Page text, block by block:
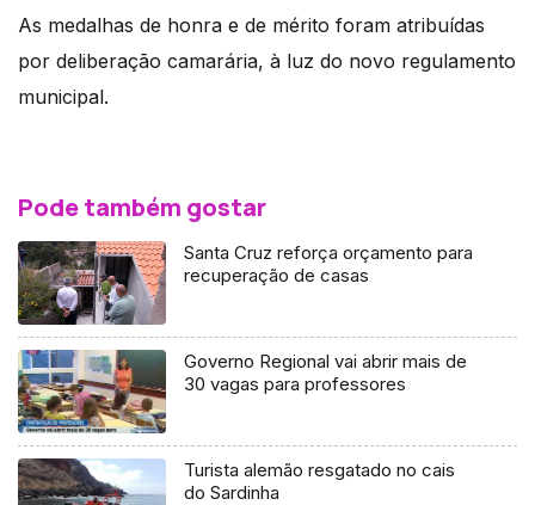
As medalhas de honra e de mérito foram atribuídas
por deliberação camarária, à luz do novo regulamento
municipal.
Pode também gostar
Santa Cruz reforça orçamento para
recuperação de casas
Governo Regional vai abrir mais de
30 vagas para professores
Turista alemão resgatado no cais
do Sardinha